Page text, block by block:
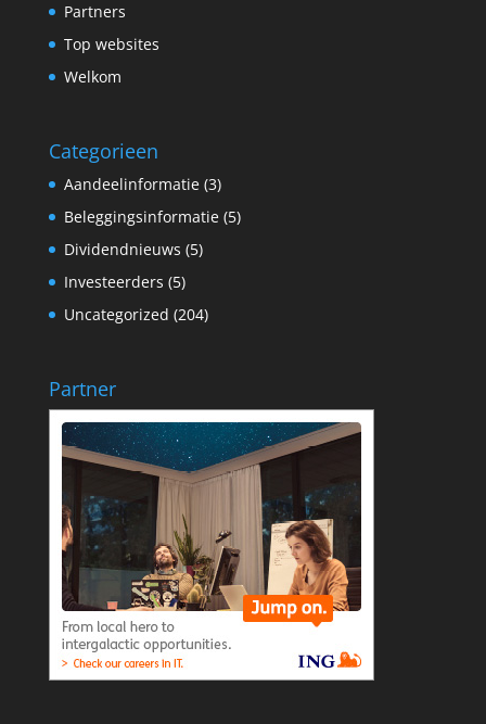
Partners
Top websites
Welkom
Categorieen
Aandeelinformatie(3)
Beleggingsinformatie(5)
Dividendnieuws (5)
Investeerders (5)
Uncategorized (204)
Partner